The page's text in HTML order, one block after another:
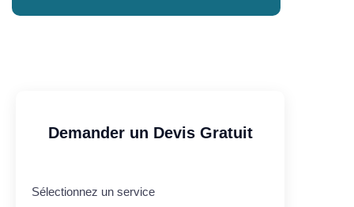
Demander un Devis Gratuit
Sélectionnez un service